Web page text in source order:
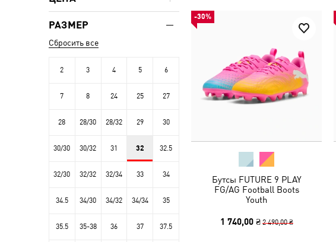
-30%
Бутсы FUTURE 9 PLAY
FG/AG Football Boots
Youth
1 740,00 ₴ 2 490,00 ₴
РАЗМЕР
Сбросить все
2 3 4 5 6
7 8 24 25 27
28 28/30 28/32 29 30
30/30 30/32 31 32 32.5
32/30 32/32 32/34 33 34
34.5 34/30 34/32 34/34 35
35.5 35-38 36 37 37.5